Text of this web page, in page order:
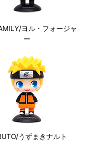
ヨル・フォージャ
ー
うずまきナルト